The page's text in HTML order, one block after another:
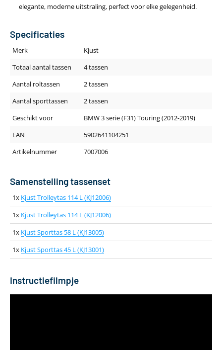
elegante, moderne uitstraling, perfect voor elke gelegenheid.
Specificaties
Merk
Kjust
Totaal aantal tassen
4 tassen
Aantal roltassen
2 tassen
Aantal sporttassen
2 tassen
Geschikt voor
BMW 3 serie (F31) Touring (2012-2019)
EAN
5902641104251
Artikelnummer
7007006
Samenstelling tassenset
1x Kjust Trolleytas 114 L (KJ12006)
1x Kjust Trolleytas 114 L (KJ12006)
1x Kjust Sporttas 58 L (KJ13005)
1x Kjust Sporttas 45 L (KJ13001)
Instructiefilmpje